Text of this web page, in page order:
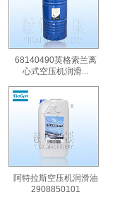
68140490英格索兰离
心式空压机润滑...
阿特拉斯空压机润滑油
2908850101